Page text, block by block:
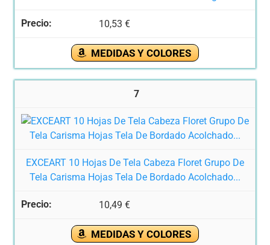
10,53 €
MEDIDAS Y COLORES
7
EXCEART 10 Hojas De Tela Cabeza Floret Grupo De
Tela Carisma Hojas Tela De Bordado Acolchado...
10,49 €
MEDIDAS Y COLORES